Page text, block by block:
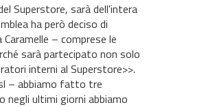
Superstore, sarà dell'intera
ha però deciso di
– comprese le
sarà partecipato non solo
interni al Superstore>>.
– abbiamo fatto tre
negli ultimi giorni abbiamo